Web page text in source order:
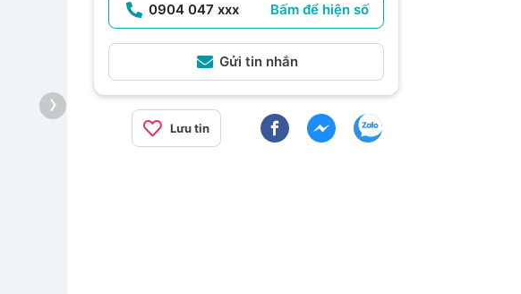
›
0904 047 xxx Bấm để hiện số
Gửi tin nhắn
Lưu tin